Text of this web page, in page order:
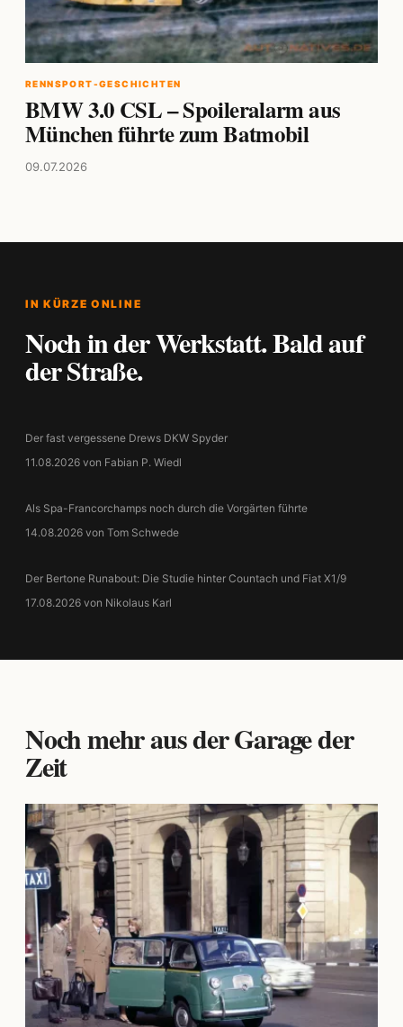
RENNSPORT-GESCHICHTEN
BMW 3.0 CSL – Spoileralarm aus
München führte zum Batmobil
09.07.2026
IN KÜRZE ONLINE
Noch in der Werkstatt. Bald auf
der Straße.
Der fast vergessene Drews DKW Spyder
11.08.2026 von Fabian P. Wiedl
Als Spa-Francorchamps noch durch die Vorgärten führte
14.08.2026 von Tom Schwede
Der Bertone Runabout: Die Studie hinter Countach und Fiat X1/9
17.08.2026 von Nikolaus Karl
Noch mehr aus der Garage der
Zeit